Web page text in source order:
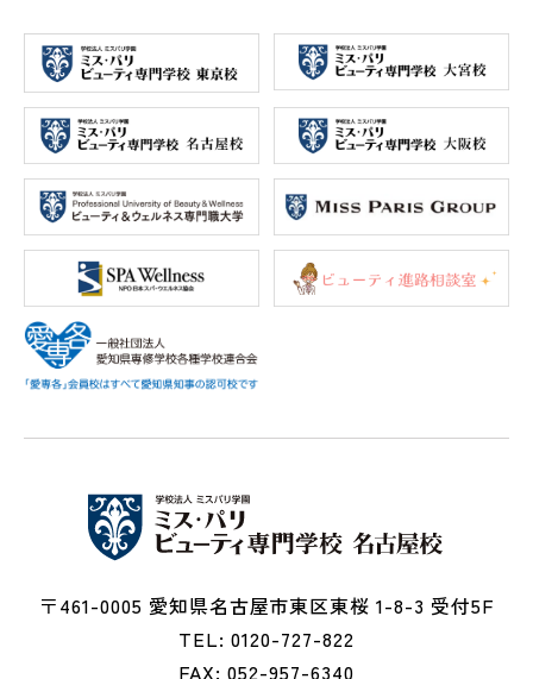
〒461-0005 愛知県名古屋市東区東桜 1-8-3 受付5F
TEL: 0120-727-822
FAX: 052-957-6340